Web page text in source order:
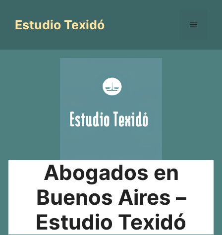
contenido
Estudio Texidó Menú
Abogados en
Buenos Aires –
Estudio Texidó